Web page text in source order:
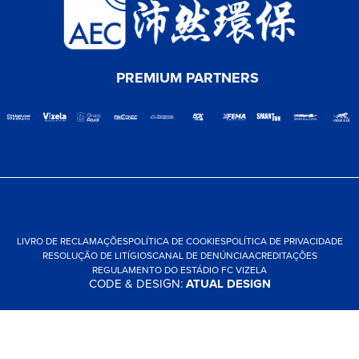
PREMIUM PARTNERS
LIVRO DE RECLAMAÇÕESPOLÍTICA DE COOKIESPOLÍTICA DE PRIVACIDADE
RESOLUÇÃO DE LITÍGIOSCANAL DE DENÚNCIAACREDITAÇÕES
REGULAMENTO DO ESTÁDIO FC VIZELA
CODE & DESIGN:ATUAL DESIGN